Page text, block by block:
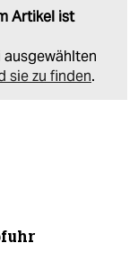
Artikel ist
sie zu finden.